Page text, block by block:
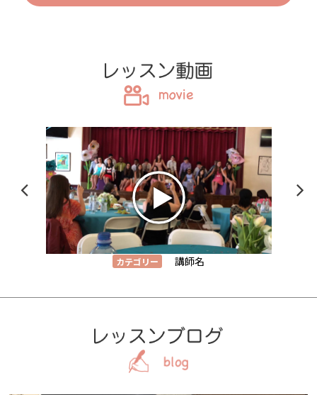
カテゴリー 講師名